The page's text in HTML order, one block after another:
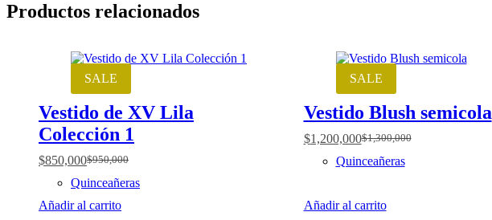
Productos relacionados
SALE
Vestido de XV Lila
Colección 1
$950,000
Original
price
$950,000.
$850,000Current
price
$850,000.
Quinceañeras
Añadir al carrito
SALE
Vestido Blush semicola
$1,300,000
Original
price
$1,200,000Current
price
Quinceañeras
Añadir al carrito